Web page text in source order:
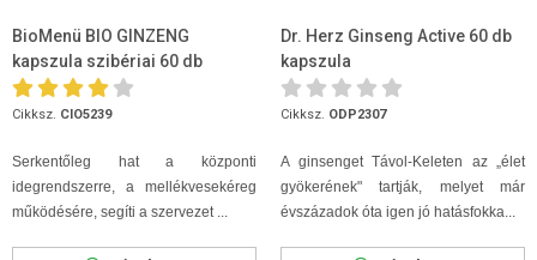
BioMenü BIO GINZENG
kapszula szibériai 60 db
Cikksz. CIO5239
Serkentőleg hat a központi
idegrendszerre, a mellékvesekéreg
működésére, segíti a szervezet ...
Dr. Herz Ginseng Active 60 db
kapszula
Cikksz. ODP2307
A ginsenget Távol-Keleten az „élet
gyökerének" tartják, melyet már
évszázadok óta igen jó hatásfokka...